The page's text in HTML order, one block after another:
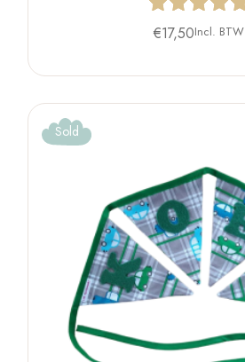
€17,50Incl. BTW
Sold